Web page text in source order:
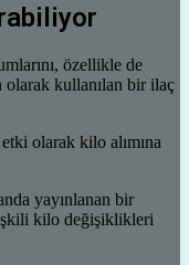
özellikle de
olarak kullanılan bir ilaç
olarak kilo alımına
yayınlanan bir
kilo değişiklikleri